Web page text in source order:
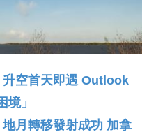
升空首天即遇 Outlook
」
月轉移發射成功 加拿